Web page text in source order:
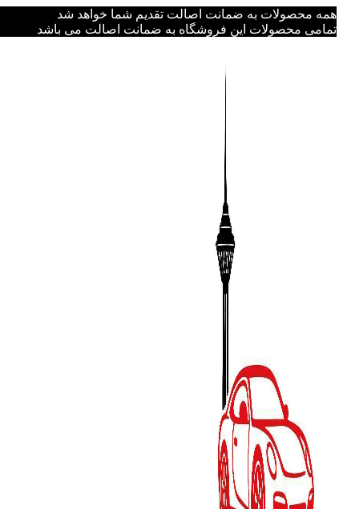
همه محصولات به ضمانت اصالت تقدیم شما خواهد شد
تمامی محصولات این فروشگاه به ضمانت اصالت می باشد